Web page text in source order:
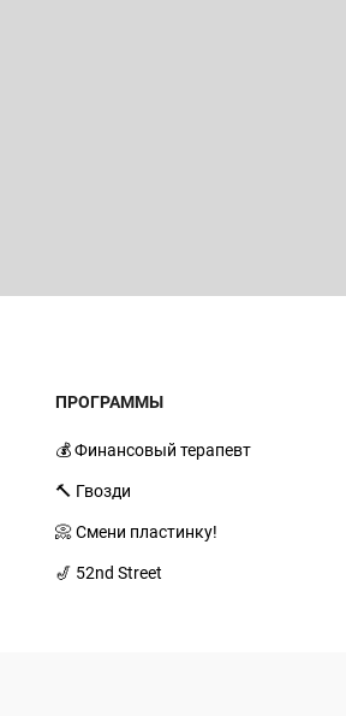
ПРОГРАММЫ
💰 Финансовый терапевт
🔨 Гвозди
📀 Смени пластинку!
🎷 52nd Street